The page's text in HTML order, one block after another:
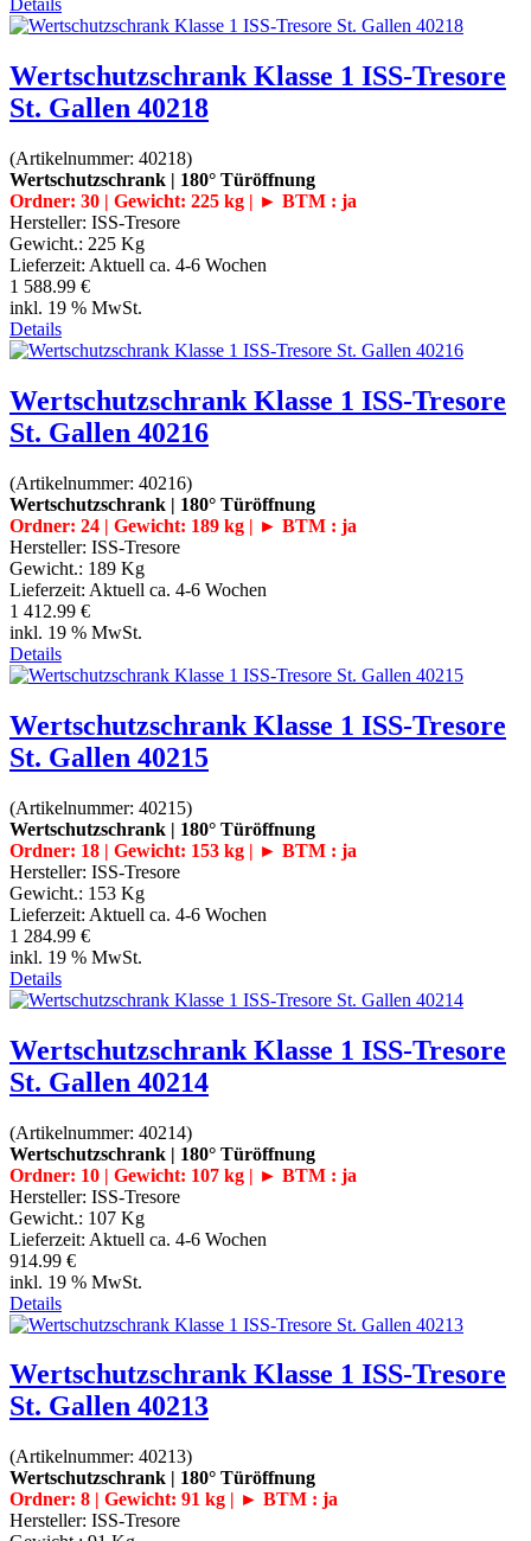
Details
Wertschutzschrank Klasse 1 ISS-Tresore
St. Gallen 40218
(Artikelnummer: 40218)
Wertschutzschrank | 180° Türöffnung
Ordner: 30 | Gewicht: 225 kg | ► BTM : ja
Hersteller: ISS-Tresore
Gewicht.: 225 Kg
Lieferzeit: Aktuell ca. 4-6 Wochen
1 588.99 €
inkl. 19 % MwSt.
Details
Wertschutzschrank Klasse 1 ISS-Tresore
St. Gallen 40216
(Artikelnummer: 40216)
Wertschutzschrank | 180° Türöffnung
Ordner: 24 | Gewicht: 189 kg | ► BTM : ja
Hersteller: ISS-Tresore
Gewicht.: 189 Kg
Lieferzeit: Aktuell ca. 4-6 Wochen
1 412.99 €
inkl. 19 % MwSt.
Details
Wertschutzschrank Klasse 1 ISS-Tresore
St. Gallen 40215
(Artikelnummer: 40215)
Wertschutzschrank | 180° Türöffnung
Ordner: 18 | Gewicht: 153 kg | ► BTM : ja
Hersteller: ISS-Tresore
Gewicht.: 153 Kg
Lieferzeit: Aktuell ca. 4-6 Wochen
1 284.99 €
inkl. 19 % MwSt.
Details
Wertschutzschrank Klasse 1 ISS-Tresore
St. Gallen 40214
(Artikelnummer: 40214)
Wertschutzschrank | 180° Türöffnung
Ordner: 10 | Gewicht: 107 kg | ► BTM : ja
Hersteller: ISS-Tresore
Gewicht.: 107 Kg
Lieferzeit: Aktuell ca. 4-6 Wochen
914.99 €
inkl. 19 % MwSt.
Details
Wertschutzschrank Klasse 1 ISS-Tresore
St. Gallen 40213
(Artikelnummer: 40213)
Wertschutzschrank | 180° Türöffnung
Ordner: 8 | Gewicht: 91 kg | ► BTM : ja
Hersteller: ISS-Tresore